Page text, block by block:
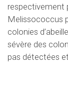
respectivement
Melissococcus
colonies
sévère des
pas détectées